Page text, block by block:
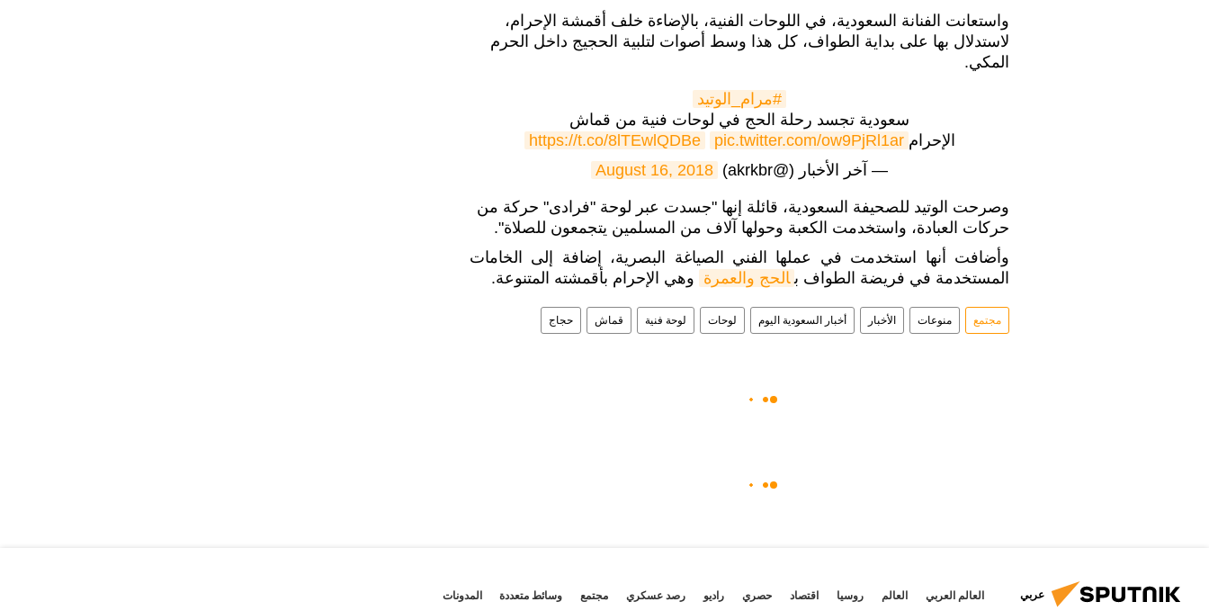
واستعانت الفنانة السعودية، في اللوحات الفنية، بالإضاءة خلف أقمشة الإحرام،
لاستدلال بها على بداية الطواف، كل هذا وسط أصوات لتلبية الحجيج داخل الحرم
المكي.
#مرام_الوتيد
سعودية تجسد رحلة الحج في لوحات فنية من قماش
الإحرام
https://t.co/8lTEwlQDBe
pic.twitter.com/ow9PjRl1ar
— آخر الأخبار (@akrkbr)
August 16, 2018
وصرحت الوتيد للصحيفة السعودية، قائلة إنها "جسدت عبر لوحة "فرادى" حركة من
حركات العبادة، واستخدمت الكعبة وحولها آلاف من المسلمين يتجمعون للصلاة".
وأضافت أنها استخدمت في عملها الفني الصياغة البصرية، إضافة إلى الخامات
المستخدمة في فريضة الطواف ب الحج والعمرة وهي الإحرام بأقمشته المتنوعة.
مجتمع منوعات الأخبار أخبار السعودية اليوم لوحات لوحة فنية قماش حجاج
عربي العالم العربي العالم روسيا اقتصاد حصري راديو رصد عسكري مجتمع وسائط متعددة المدونات